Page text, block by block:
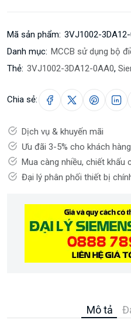
Mã sản phẩm: 3VJ1002-
Danh mục: MCCB sử dụng bộ
Thẻ: 3VJ1002-3DA12-0AA0,
Chia sẻ:
Dịch vụ & khuyến mãi
Ưu đãi 3-5% cho khách
Mua càng nhiều, chiết khấu
Đại lý phân phối thiết bị
Mô tả